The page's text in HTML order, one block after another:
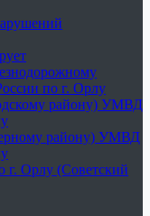
по г. Орлу
району) УМВД
району) УМВД
Орлу (Советский